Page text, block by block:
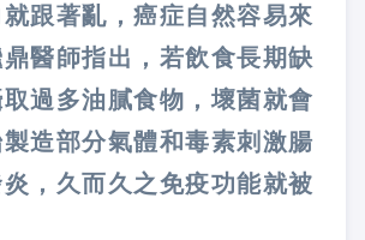
跟著亂，癌症自然容易來
醫師指出，若飲食長期缺
過多油膩食物，壞菌就會
造部分氣體和毒素刺激腸
，久而久之免疫功能就被